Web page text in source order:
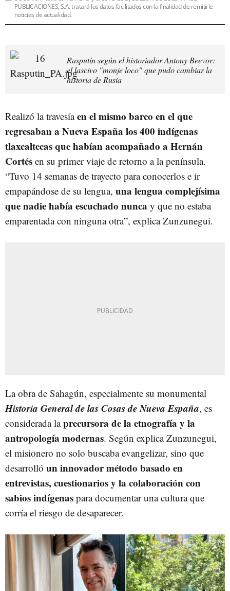
PUBLICACIONES, S.A. tratará los datos facilitados con la finalidad de remitirle
noticias de actualidad.
Rasputín según el historiador Antony Beevor:
el lascivo "monje loco" que pudo cambiar la
historia de Rusia
Realizó la travesíaen el mismo barco en el que
regresaban a Nueva España los 400 indígenas
tlaxcaltecas que habían acompañado a Hernán
Cortés en su primer viaje de retorno a la península.
“Tuvo 14 semanas de trayecto para conocerlos e ir
empapándose de su lengua, una lengua complejísima
que nadie había escuchado nunca y que no estaba
emparentada con ninguna otra”, explica Zunzunegui.
La obra de Sahagún, especialmente su monumental
Historia General de las Cosas de Nueva España, es
considerada laprecursora de la etnografía y la
antropología modernas. Según explica Zunzunegui,
el misionero no solo buscaba evangelizar, sino que
desarrolló un innovador método basado en
entrevistas, cuestionarios y la colaboración con
sabios indígenas para documentar una cultura que
corría el riesgo de desaparecer.